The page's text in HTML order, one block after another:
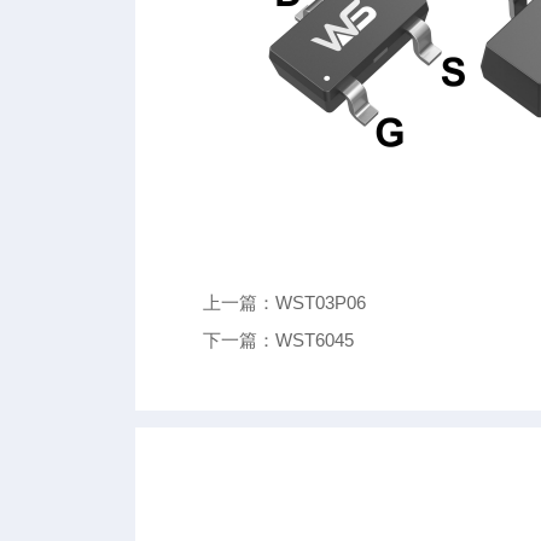
上一篇：WST03P06
下一篇：WST6045